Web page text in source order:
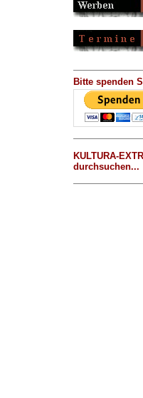
Bitte spenden
KULTURA-
durchsuchen...